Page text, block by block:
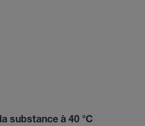
substance à 40 °C